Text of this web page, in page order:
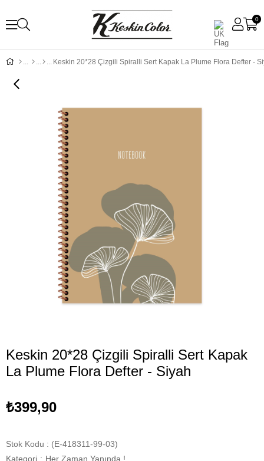
0
Keskin 20*28 Çizgili Spiralli Sert Kapak La Plume Flora Defter -
Keskin 20*28 Çizgili Spiralli Sert Kapak
La Plume Flora Defter - Siyah
₺399,90
Stok Kodu
(E-418311-99-03)
Kategori : Her Zaman Yanında !